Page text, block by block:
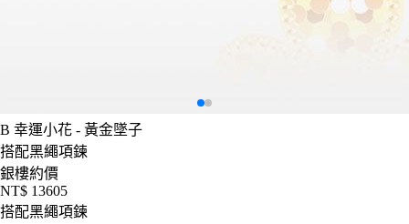
B 幸運小花 - 黃金墜子
搭配黑繩項鍊
銀樓約價
NT$ 13605
搭配黑繩項鍊